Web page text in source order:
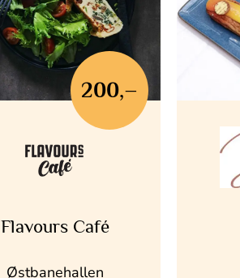
200,–
Flavours Café
Østbanehallen